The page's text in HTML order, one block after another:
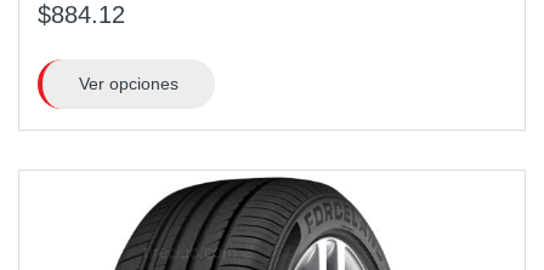
$884.12
Ver opciones